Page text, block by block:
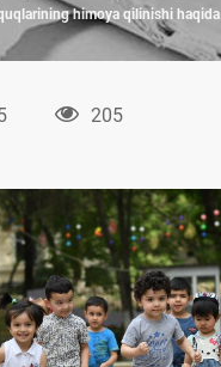
himoya qilinishi haqida
205